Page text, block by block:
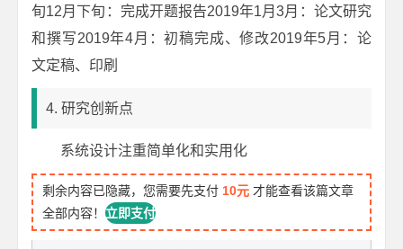
旬12月下旬：完成开题报告2019年1月3月：论文研究
和撰写2019年4月：初稿完成、修改2019年5月：论
文定稿、印刷
4. 研究创新点
系统设计注重简单化和实用化
剩余内容已隐藏，您需要先支付 10元 才能查看该篇文章
全部内容！立即支付